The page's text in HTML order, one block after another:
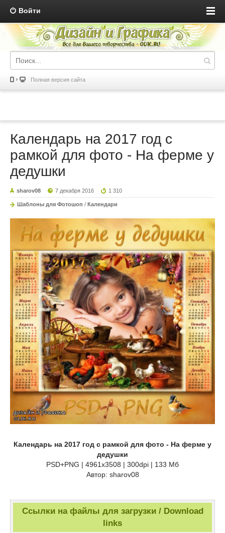
Войти
Полная версия сайта
Календарь на 2017 год с
рамкой для фото - На ферме у
дедушки
sharov08 7 декабря 2016 1 310
Шаблоны для Фотошоп / Календари
Календарь на 2017 год с рамкой для фото - На ферме у
дедушки
PSD+PNG | 4961x3508 | 300dpi | 133 Мб
Автор: sharov08
Ссылки на файлы для загрузки / Download
links